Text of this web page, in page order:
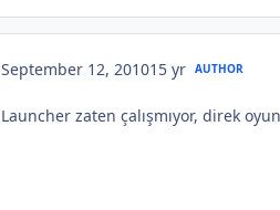
September 12, 201015 yr AUTHOR
Launcher zaten çalışmıyor, direk